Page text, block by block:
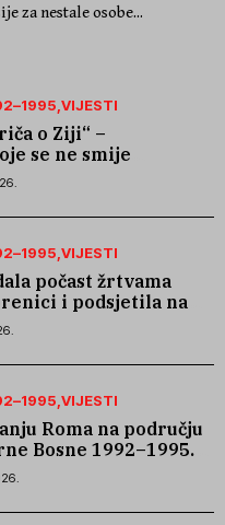
za nestale osobe...
VIJESTI
o Ziji“ –
se ne smije
VIJESTI
počast žrtvama
i podsjetila na
Skočića
VIJESTI
Roma na području
Bosne 1992–1995.